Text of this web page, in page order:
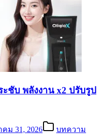
ชับ พลังงาน x2 ปรับรูป
ม 31, 2026
บทความ